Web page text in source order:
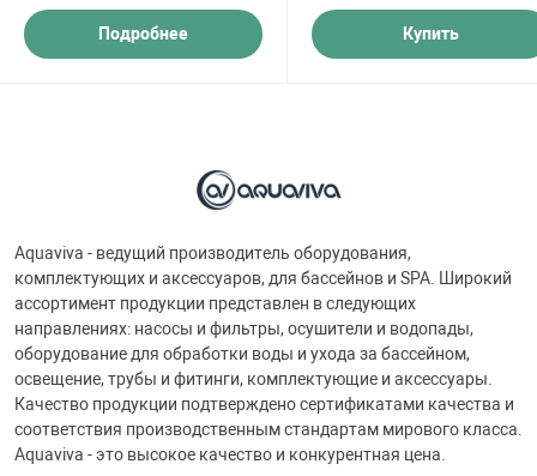
Подробнее Купить
Aquaviva - ведущий производитель оборудования,
комплектующих и аксессуаров, для бассейнов и SPA. Широкий
ассортимент продукции представлен в следующих
направлениях: насосы и фильтры, осушители и водопады,
оборудование для обработки воды и ухода за бассейном,
освещение, трубы и фитинги, комплектующие и аксессуары.
Качество продукции подтверждено сертификатами качества и
соответствия производственным стандартам мирового класса.
Aquaviva - это высокое качество и конкурентная цена.